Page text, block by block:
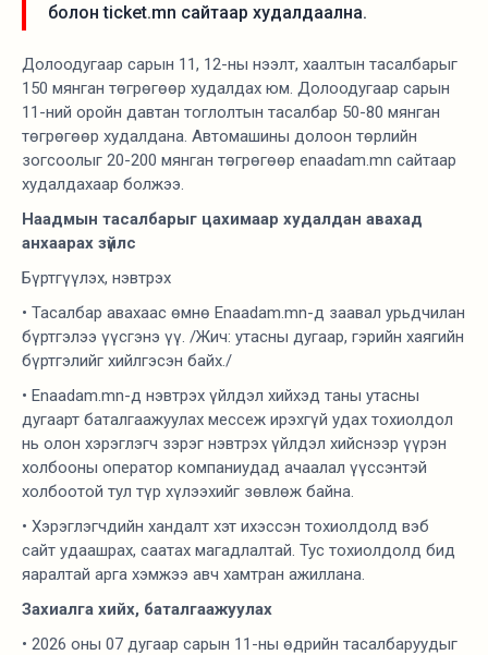
болон ticket.mn сайтаар худалдаална.
Долоодугаар сарын 11, 12-ны нээлт, хаалтын тасалбарыг
150 мянган төгрөгөөр худалдах юм. Долоодугаар сарын
11-ний оройн давтан тоглолтын тасалбар 50-80 мянган
төгрөгөөр худалдана. Автомашины долоон төрлийн
зогсоолыг 20-200 мянган төгрөгөөр enaadam.mn сайтаар
худалдахаар болжээ.
Наадмын тасалбарыг цахимаар худалдан авахад
анхаарах зүйлс
Бүртгүүлэх, нэвтрэх
• Тасалбар авахаас өмнө Enaadam.mn-д заавал урьдчилан
бүртгэлээ үүсгэнэ үү. /Жич: утасны дугаар, гэрийн хаягийн
бүртгэлийг хийлгэсэн байх./
• Enaadam.mn-д нэвтрэх үйлдэл хийхэд таны утасны
дугаарт баталгаажуулах мессеж ирэхгүй удах тохиолдол
нь олон хэрэглэгч зэрэг нэвтрэх үйлдэл хийснээр үүрэн
холбооны оператор компаниудад ачаалал үүссэнтэй
холбоотой тул түр хүлээхийг зөвлөж байна.
• Хэрэглэгчдийн хандалт хэт ихэссэн тохиолдолд вэб
сайт удаашрах, саатах магадлалтай. Тус тохиолдолд бид
яаралтай арга хэмжээ авч хамтран ажиллана.
Захиалга хийх, баталгаажуулах
• 2026 оны 07 дугаар сарын 11-ны өдрийн тасалбаруудыг